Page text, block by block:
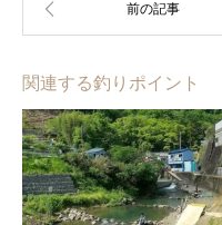
関連する釣りポイント